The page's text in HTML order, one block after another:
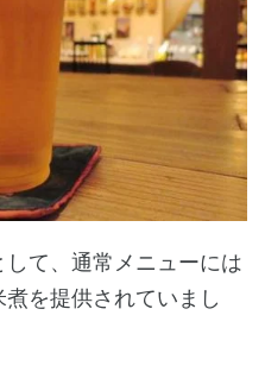
て、通常メニューには
を提供されていまし